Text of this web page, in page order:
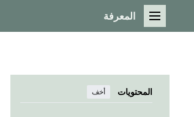
القائمة الرئيسية
المعرفة
المحتويات أخف